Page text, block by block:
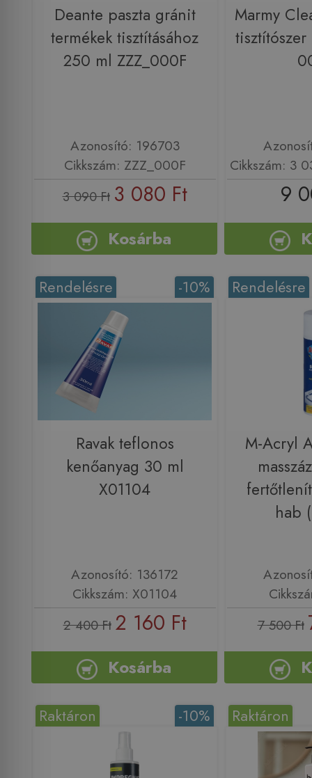
Deante paszta gránit
termékek tisztításához
250 ml ZZZ_000F
Azonosító: 196703
Cikkszám: ZZZ_000F
3 090 Ft 3 080 Ft
Kosárba
Marmy
Cikkszám: 3
9
-10%
Rendelésre
Ravak teflonos
kenőanyag 30 ml
X01104
Azonosító: 136172
Cikkszám: X01104
2 400 Ft 2 160 Ft
Kosárba
Rendelésre
M-Acryl
hab
7 500 Ft
-10%
Raktáron Raktáron